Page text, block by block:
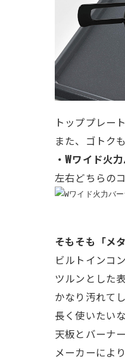
トッププレー
また、ゴトク
・Wワイド火
左右どちらの
そもそも「メ
ビルトインコ
ツルンとした
かなり汚れて
長く使いたい
天板とバーナ
メーカーによ